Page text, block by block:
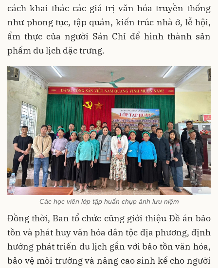
cách khai thác các giá trị văn hóa truyền thống
như phong tục, tập quán, kiến trúc nhà ở, lễ hội,
ẩm thực của người Sán Chỉ để hình thành sản
phẩm du lịch đặc trưng.
Các học viên lớp tập huấn chụp ảnh lưu niệm
Đồng thời, Ban tổ chức cũng giới thiệu Đề án bảo
tồn và phát huy văn hóa dân tộc địa phương, định
hướng phát triển du lịch gắn với bảo tồn văn hóa,
bảo vệ môi trường và nâng cao sinh kế cho người